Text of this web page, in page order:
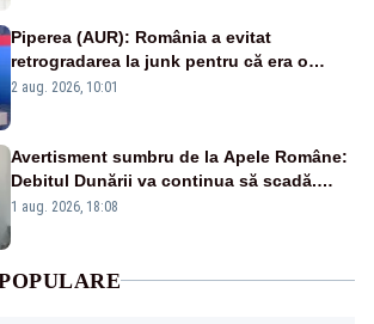
Piperea (AUR): România a evitat
retrogradarea la junk pentru că era o
catastrofă pentru bănci și fondurile de
2 aug. 2026, 10:01
Avertisment sumbru de la Apele Române:
Debitul Dunării va continua să scadă.
Cernavodă s-ar putea închide în 4 zile
1 aug. 2026, 18:08